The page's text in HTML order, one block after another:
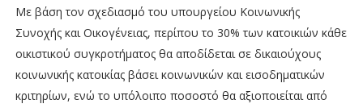
Με βάση τον σχεδιασμό του υπουργείου Κοινωνικής
Συνοχής και Οικογένειας, περίπου το 30% των κατοικιών κάθε
οικιστικού συγκροτήματος θα αποδίδεται σε δικαιούχους
κοινωνικής κατοικίας βάσει κοινωνικών και εισοδηματικών
κριτηρίων, ενώ το υπόλοιπο ποσοστό θα αξιοποιείται από